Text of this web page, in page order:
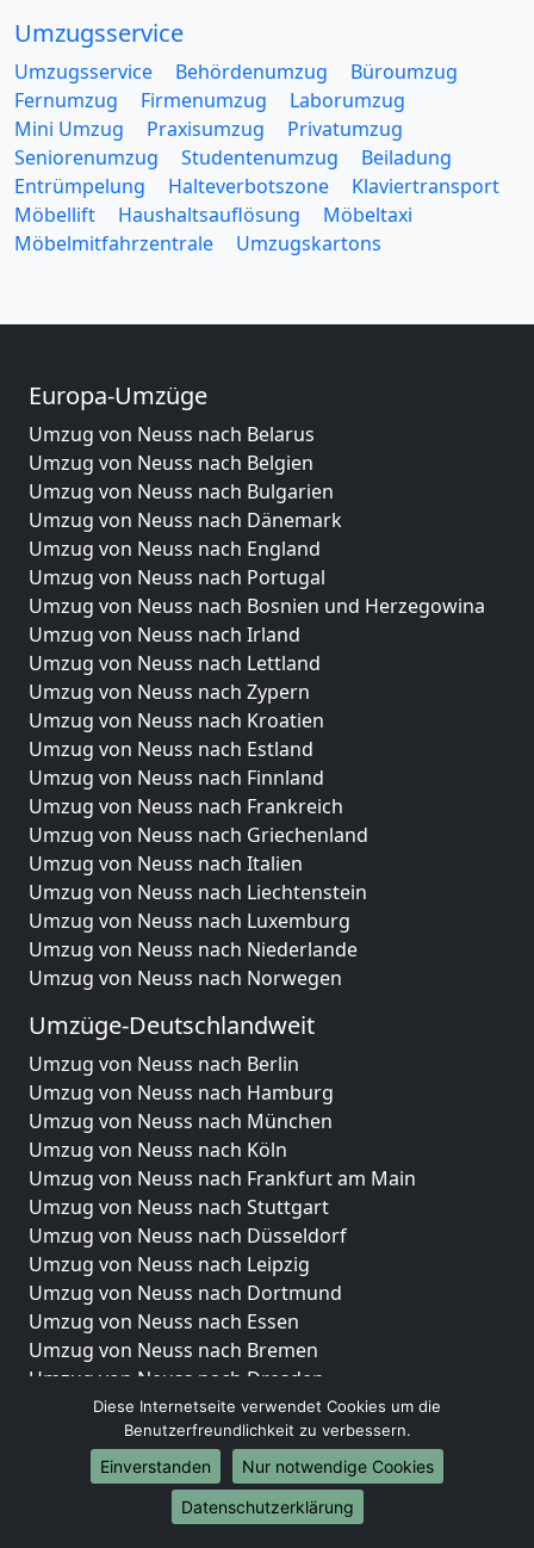
Umzugsservice
Umzugsservice Behördenumzug
Büroumzug
Fernumzug
Firmenumzug
Laborumzug
Mini Umzug
Praxisumzug
Privatumzug
Seniorenumzug
Studentenumzug
Beiladung
Entrümpelung
Halteverbotszone
Klaviertransport
Möbellift
Haushaltsauflösung
Möbeltaxi
Möbelmitfahrzentrale
Umzugskartons
Europa-Umzüge
Umzug von Neuss nach Belarus
Umzug von Neuss nach Belgien
Umzug von Neuss nach Bulgarien
Umzug von Neuss nach Dänemark
Umzug von Neuss nach England
Umzug von Neuss nach Portugal
Umzug von Neuss nach Bosnien und Herzegowina
Umzug von Neuss nach Irland
Umzug von Neuss nach Lettland
Umzug von Neuss nach Zypern
Umzug von Neuss nach Kroatien
Umzug von Neuss nach Estland
Umzug von Neuss nach Finnland
Umzug von Neuss nach Frankreich
Umzug von Neuss nach Griechenland
Umzug von Neuss nach Italien
Umzug von Neuss nach Liechtenstein
Umzug von Neuss nach Luxemburg
Umzug von Neuss nach Niederlande
Umzug von Neuss nach Norwegen
Umzüge-Deutschlandweit
Umzug von Neuss nach Berlin
Umzug von Neuss nach Hamburg
Umzug von Neuss nach München
Umzug von Neuss nach Köln
Umzug von Neuss nach Frankfurt am Main
Umzug von Neuss nach Stuttgart
Umzug von Neuss nach Düsseldorf
Umzug von Neuss nach Leipzig
Umzug von Neuss nach Dortmund
Umzug von Neuss nach Essen
Umzug von Neuss nach Bremen
Umzug von Neuss nach Dresden
Umzug von Neuss nach Hannover
Umzug von Neuss nach Nürnberg
Umzug von Neuss nach Duisburg
Umzug von Neuss nach Bochum
Umzug von Neuss nach Wuppertal
Diese Internetseite verwendet Cookies um die
Benutzerfreundlichkeit zu verbessern.
Einverstanden
Nur notwendige Cookies
Datenschutzerklärung